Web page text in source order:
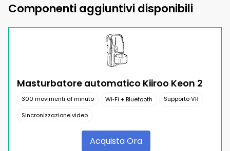
Componenti aggiuntivi disponibili
Masturbatore automatico Kiiroo Keon 2
300 movimenti al minuto Wi‑Fi + Bluetooth Supporto VR
Sincronizzazione video
Acquista Ora